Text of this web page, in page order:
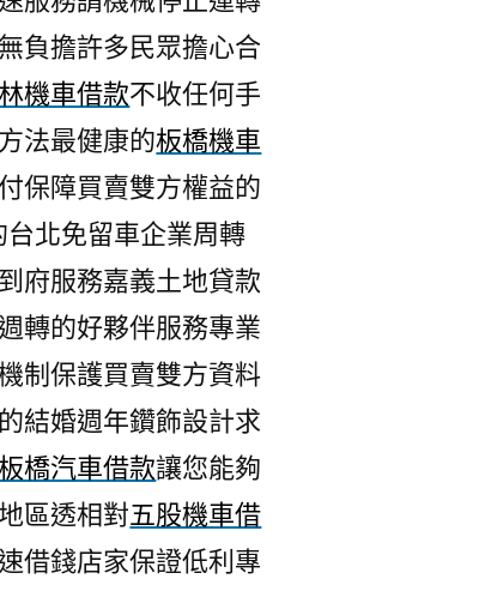
無負擔許多民眾擔心合
機車借款不收任何手
法最健康的板橋機車
保障買賣雙方權益的
北免留車企業周轉
府服務嘉義土地貸款
轉的好夥伴服務專業
制保護買賣雙方資料
的結婚週年鑽飾設計求
橋汽車借款讓您能夠
區透相對五股機車借
借錢店家保證低利專